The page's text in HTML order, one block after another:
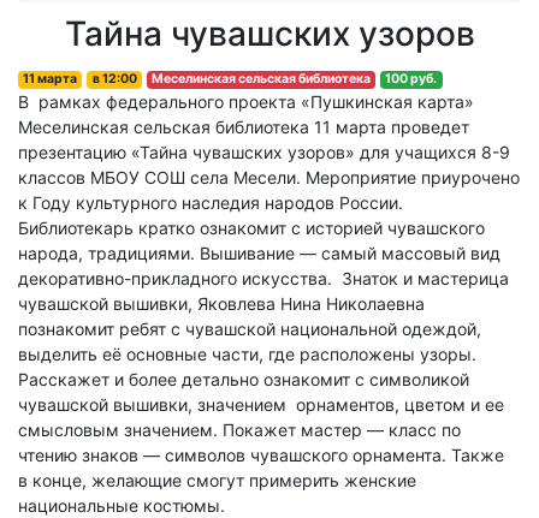
Тайна чувашских узоров
11 марта в12:00 Меселинская сельская библиотека 100 руб.
В рамках федерального проекта «Пушкинская карта»
Меселинская сельская библиотека 11 марта проведет
презентацию «Тайна чувашских узоров» для учащихся 8-9
классов МБОУ СОШ села Месели. Мероприятие приурочено
к Году культурного наследия народов России.
Библиотекарь кратко ознакомит с историей чувашского
народа, традициями. Вышивание — самый массовый вид
декоративно-прикладного искусства. Знаток и мастерица
чувашской вышивки, Яковлева Нина Николаевна
познакомит ребят с чувашской национальной одеждой,
выделить её основные части, где расположены узоры.
Расскажет и более детально ознакомит с символикой
чувашской вышивки, значением орнаментов, цветом и ее
смысловым значением. Покажет мастер — класс по
чтению знаков — символов чувашского орнамента. Также
в конце, желающие смогут примерить женские
национальные костюмы.